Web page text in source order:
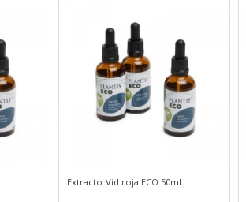
Extracto Vid roja ECO 50ml